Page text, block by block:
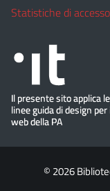
Statistiche di accesso
© 2026